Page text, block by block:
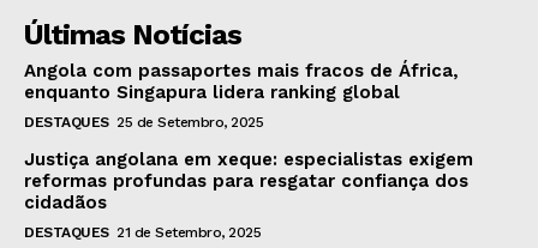
Últimas Notícias
Angola com passaportes mais fracos de África,
enquanto Singapura lidera ranking global
DESTAQUES 25 de Setembro, 2025
Justiça angolana em xeque: especialistas exigem
reformas profundas para resgatar confiança dos
cidadãos
DESTAQUES 21 de Setembro, 2025